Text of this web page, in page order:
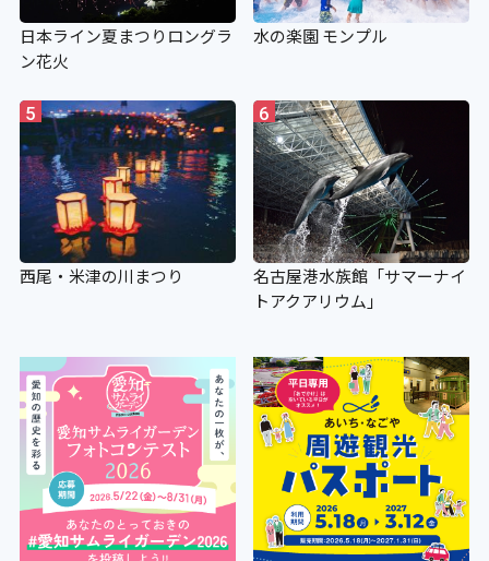
日本ライン夏まつりロングラ
ン花火
水の楽園 モンプル
5
西尾・米津の川まつり
6
名古屋港水族館「サマーナイ
トアクアリウム」